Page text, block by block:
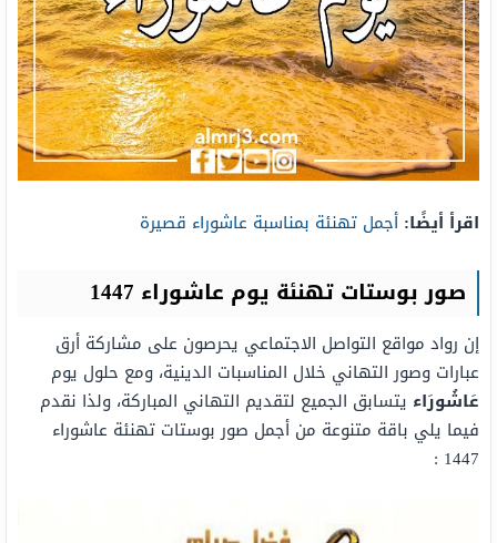
اقرأ أيضًا: أجمل تهنئة بمناسبة عاشوراء قصيرة
صور بوستات تهنئة يوم عاشوراء 1447
إن رواد مواقع التواصل الاجتماعي يحرصون على مشاركة أرق
عبارات وصور التهاني خلال المناسبات الدينية، ومع حلول يوم
عَاشُورَاء يتسابق الجميع لتقديم التهاني المباركة، ولذا نقدم
فيما يلي باقة متنوعة من أجمل صور بوستات تهنئة عاشوراء
1447 :